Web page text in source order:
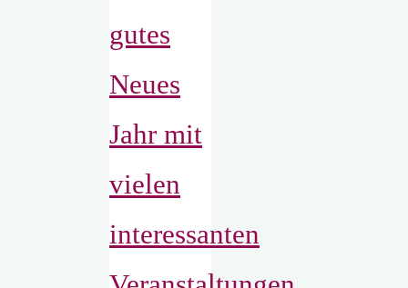
gutes
Neues
Jahr mit
vielen
interessanten